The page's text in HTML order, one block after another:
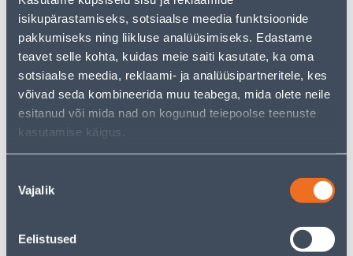
isikupärastamiseks, sotsiaalse meedia funktsioonide
pakkumiseks ning liikluse analüüsimiseks. Edastame
teavet selle kohta, kuidas meie saiti kasutate, ka oma
sotsiaalse meedia, reklaami- ja analüüsipartneritele, kes
võivad seda kombineerida muu teabega, mida olete neile
esitanud või mida nad on kogunud teiepoolse teenuste
kasutamise käigus.
valik
Vajalik
Eelistused
uurimistööd saate jätkata, naastes
kasutades meie võimsat otsingufunktsiooni, et leida
veelgi meelepärasemad valikuid. Head ostlemist!
• 14-päevane tagastusõigus.
• HANKIJA LAOST TELLITAV TOODE